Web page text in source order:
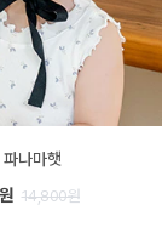
파나마햇
14,800원